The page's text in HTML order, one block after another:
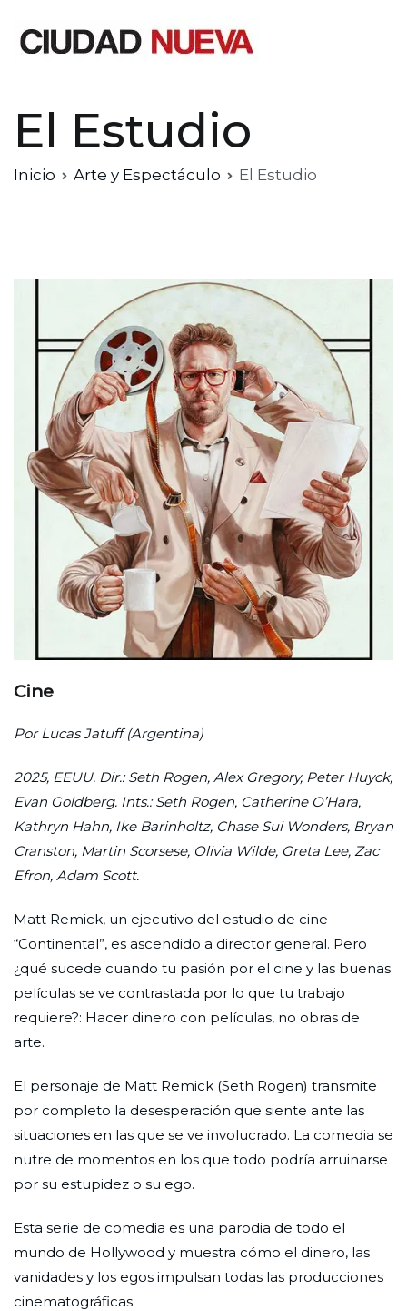
El Estudio
Inicio Arte y Espectáculo El Estudio
Cine
Por Lucas Jatuff (Argentina)
2025, EEUU. Dir.: Seth Rogen, Alex Gregory, Peter Huyck,
Evan Goldberg. Ints.: Seth Rogen, Catherine O’Hara,
Kathryn Hahn, Ike Barinholtz, Chase Sui Wonders, Bryan
Cranston, Martin Scorsese, Olivia Wilde, Greta Lee, Zac
Efron, Adam Scott.
Matt Remick, un ejecutivo del estudio de cine
“Continental”, es ascendido a director general. Pero
¿qué sucede cuando tu pasión por el cine y las buenas
películas se ve contrastada por lo que tu trabajo
requiere?: Hacer dinero con películas, no obras de
arte.
El personaje de Matt Remick (Seth Rogen) transmite
por completo la desesperación que siente ante las
situaciones en las que se ve involucrado. La comedia se
nutre de momentos en los que todo podría arruinarse
por su estupidez o su ego.
Esta serie de comedia es una parodia de todo el
mundo de Hollywood y muestra cómo el dinero, las
vanidades y los egos impulsan todas las producciones
cinematográficas.